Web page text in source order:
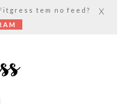
tem no feed?
X